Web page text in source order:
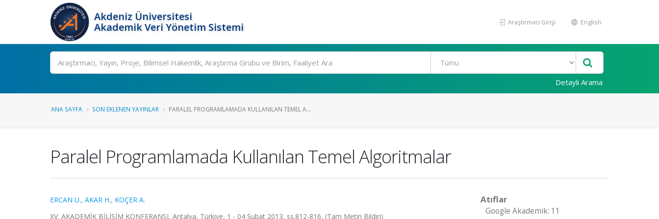
Akdeniz Üniversitesi
Akademik Veri Yönetim Sistemi
Araştırmacı Girişi English
Ara
Detaylı Arama
ANA SAYFA SON EKLENEN YAYINLAR PARALEL PROGRAMLAMADA KULLANILAN TEMEL A...
Paralel Programlamada Kullanılan Temel Algoritmalar
ERCAN U., AKAR H., KOÇER A.
XV. AKADEMİK BİLİŞİM KONFERANSI, Antalya, Türkiye, 1 - 04 Şubat 2013, ss.812-816, (Tam Metin Bildiri)
Atıflar
Google Akademik: 11